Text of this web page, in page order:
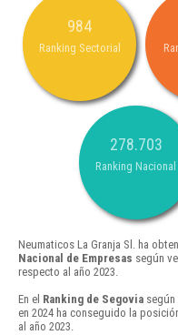
984
Ranking Sectorial
278.703
Ranking Nacional
Neumaticos La Granja Sl. ha
Nacional de Empresas según
respecto al año 2023.
En el Ranking de Segovia según
en 2024 ha conseguido la
al año 2023.